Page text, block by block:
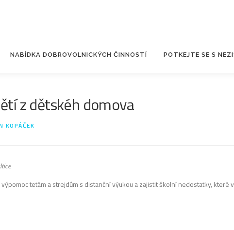
NABÍDKA DOBROVOLNICKÝCH ČINNOSTÍ POTKEJTE SE S
z dětskéh domova
KOPÁČEK
tetám a strejdům s distanční výukou a zajistit školní nedostatky, které